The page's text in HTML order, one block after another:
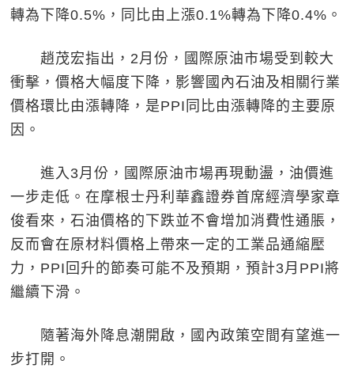
轉為下降0.5%，同比由上漲0.1%轉為下降0.4%。
趙茂宏指出，2月份，國際原油市場受到較大
衝擊，價格大幅度下降，影響國內石油及相關行業
價格環比由漲轉降，是PPI同比由漲轉降的主要原
因。
進入3月份，國際原油市場再現動盪，油價進
一步走低。在摩根士丹利華鑫證券首席經濟學家章
俊看來，石油價格的下跌並不會增加消費性通脹，
反而會在原材料價格上帶來一定的工業品通縮壓
力，PPI回升的節奏可能不及預期，預計3月PPI將
繼續下滑。
隨著海外降息潮開啟，國內政策空間有望進一
步打開。